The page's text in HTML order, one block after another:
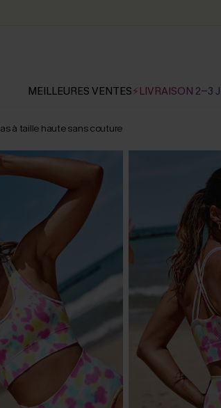
MEILLEURES VENTES⚡LIVRAISON 2-3 J
à taille haute sans couture